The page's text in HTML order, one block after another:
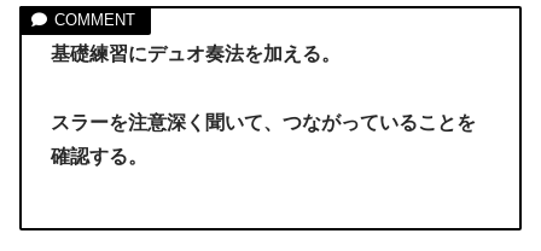
基礎練習にデュオ奏法を加える。
スラーを注意深く聞いて、つながっていることを
確認する。